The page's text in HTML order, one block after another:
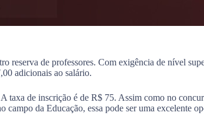
reserva de professores. Com exigência de nível
adicionais ao salário.
taxa de inscrição é de R$ 75. Assim como no
da Educação, essa pode ser uma excelente